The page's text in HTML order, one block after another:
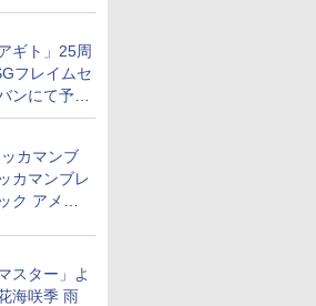
ギト」25周
フレイムセ
ンにて予約
ッカマンブ
カマンブレ
ク アメイ
スター」よ
海咲季 雨